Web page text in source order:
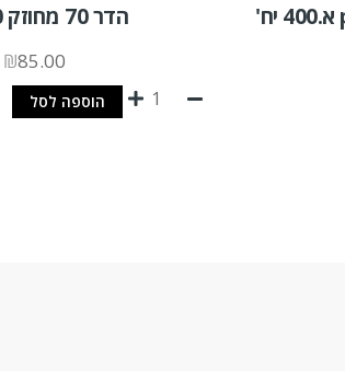
הדר 70 מחוזק 240 יח'
₪85.00
הוספה לסל